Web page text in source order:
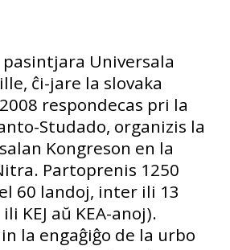
Universala
ĉi-jare la slovaka
respondecas pri la
Studado, organizis la
Kongreson en la
Partoprenis 1250
60 landoj, inter ili 13
KEJ aŭ KEA-anoj).
la engaĝiĝo de la urbo